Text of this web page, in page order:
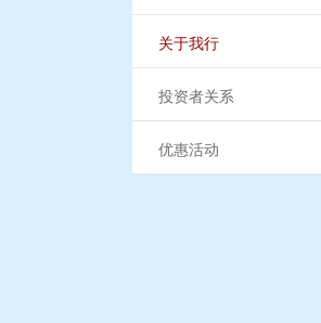
关于我行
投资者关系
优惠活动